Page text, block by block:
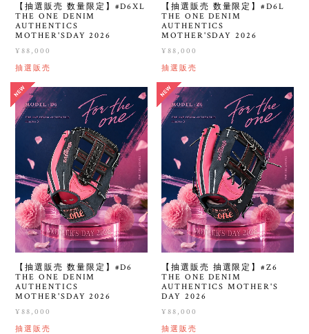
【抽選販売 数量限定】#D6XL
THE ONE DENIM
AUTHENTICS
MOTHER'SDAY 2026
¥88,000
抽選販売
【抽選販売 数量限定】#D6L
THE ONE DENIM
AUTHENTICS
MOTHER'SDAY 2026
¥88,000
抽選販売
【抽選販売 数量限定】#D6
THE ONE DENIM
AUTHENTICS
MOTHER'SDAY 2026
¥88,000
抽選販売
【抽選販売 抽選限定】#Z6
THE ONE DENIM
AUTHENTICS MOTHER'S
DAY 2026
¥88,000
抽選販売